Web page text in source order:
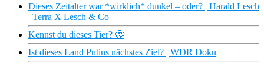
Dieses Zeitalter war *wirklich* dunkel – oder? | Harald Lesch
| Terra X Lesch & Co
Kennst du dieses Tier? 🤔
Ist dieses Land Putins nächstes Ziel? | WDR Doku